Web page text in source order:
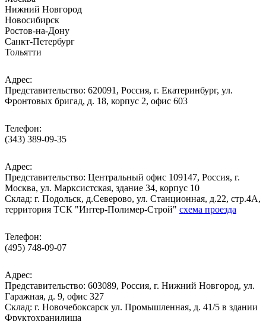
Нижний Новгород
Новосибирск
Ростов-на-Дону
Санкт-Петербург
Тольятти
Адрес:
Представительство: 620091, Россия, г. Екатеринбург, ул.
Фронтовых бригад, д. 18, корпус 2, офис 603
Телефон:
(343) 389-09-35
Адрес:
Представительство: Центральный офис 109147, Россия, г.
Москва, ул. Марксистская, здание 34, корпус 10
Cклад: г. Подольск, д.Северово, ул. Станционная, д.22, стр.4А,
территория ТСК "Интер-Полимер-Строй" схема проезда
Телефон:
(495) 748-09-07
Адрес:
Представительство: 603089, Россия, г. Нижний Новгород, ул.
Гаражная, д. 9, офис 327
Склад: г. Новочебоксарск ул. Промышленная, д. 41/5 в здании
Фруктохранилища